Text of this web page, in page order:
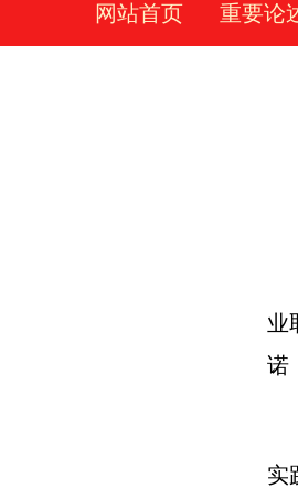
网站首页 重要论
业
诺
实